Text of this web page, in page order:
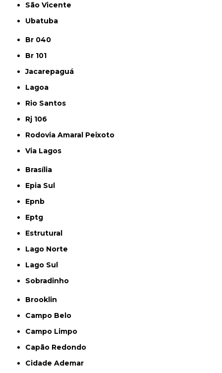
São Vicente
Ubatuba
Br 040
Br 101
Jacarepaguá
Lagoa
Rio Santos
Rj 106
Rodovia Amaral Peixoto
Via Lagos
Brasília
Epia Sul
Epnb
Eptg
Estrutural
Lago Norte
Lago Sul
Sobradinho
Brooklin
Campo Belo
Campo Limpo
Capão Redondo
Cidade Ademar